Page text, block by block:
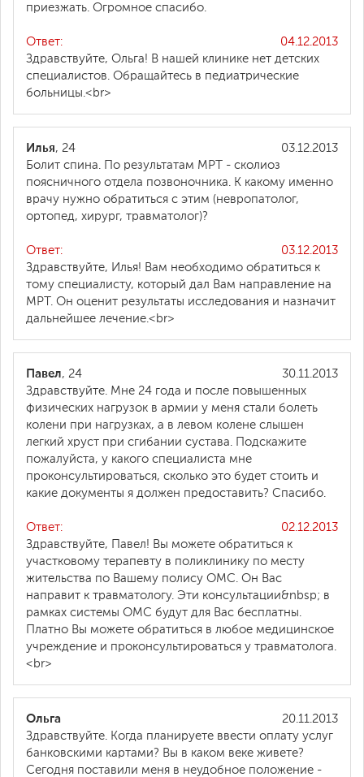
приезжать. Огромное спасибо.
04.12.2013
Ответ:
Здравствуйте, Ольга! В нашей клинике нет детских
специалистов. Обращайтесь в педиатрические
больницы.<br>
03.12.2013
Илья, 24
Болит спина. По результатам МРТ - сколиоз
поясничного отдела позвоночника. К какому именно
врачу нужно обратиться с этим (невропатолог,
ортопед, хирург, травматолог)?
03.12.2013
Ответ:
Здравствуйте, Илья! Вам необходимо обратиться к
тому специалисту, который дал Вам направление на
МРТ. Он оценит результаты исследования и назначит
дальнейшее лечение.<br>
30.11.2013
Павел, 24
Здравствуйте. Мне 24 года и после повышенных
физических нагрузок в армии у меня стали болеть
колени при нагрузках, а в левом колене слышен
легкий хруст при сгибании сустава. Подскажите
пожалуйста, у какого специалиста мне
проконсультироваться, сколько это будет стоить и
какие документы я должен предоставить? Спасибо.
02.12.2013
Ответ:
Здравствуйте, Павел! Вы можете обратиться к
участковому терапевту в поликлинику по месту
жительства по Вашему полису ОМС. Он Вас
направит к травматологу. Эти консультации&nbsp; в
рамках системы ОМС будут для Вас бесплатны.
Платно Вы можете обратиться в любое медицинское
учреждение и проконсультироваться у травматолога.
<br>
20.11.2013
Ольга
Здравствуйте. Когда планируете ввести оплату услуг
банковскими картами? Вы в каком веке живете?
Сегодня поставили меня в неудобное положение -